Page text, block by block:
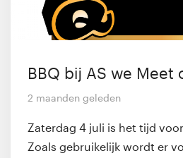
BBQ bij AS we Meet
2 maanden geleden
Zaterdag 4 juli is het tijd
Zoals gebruikelijk wordt er